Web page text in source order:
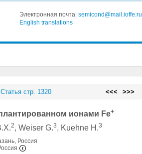
Электронная почта: semicond@mail.ioffe.ru
English translations
Статья стр. 1320 <<< >>>
ионами Fe+
2, Weiser G.3, Kuehne H.3
Россия